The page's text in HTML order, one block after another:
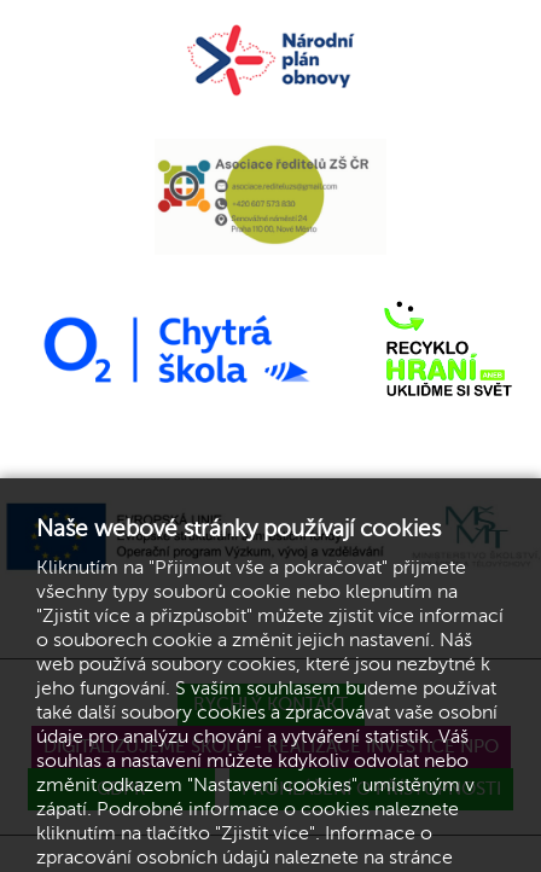
RYCHLÝ KONTAKT
DIGITALIZUJEME ŠKOLU - REALIZACE INVESTICE NPO
GDPR PROHLÁŠENÍ O PŘÍSTUPNOSTI
Naše webové stránky používají cookies
Kliknutím na "Přijmout vše a pokračovat" přijmete
všechny typy souborů cookie nebo klepnutím na
"Zjistit více a přizpůsobit" můžete zjistit více informací
o souborech cookie a změnit jejich nastavení. Náš
web používá soubory cookies, které jsou nezbytné k
jeho fungování. S vaším souhlasem budeme používat
také další soubory cookies a zpracovávat vaše osobní
údaje pro analýzu chování a vytváření statistik. Váš
souhlas a nastavení můžete kdykoliv odvolat nebo
změnit odkazem "Nastavení cookies" umístěným v
zápatí. Podrobné informace o cookies naleznete
kliknutím na tlačítko "Zjistit více". Informace o
zpracování osobních údajů naleznete na stránce